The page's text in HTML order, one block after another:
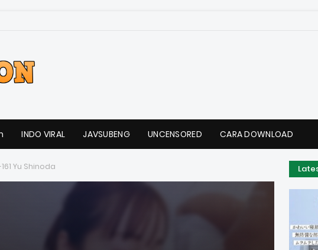
INDO VIRAL JAVSUBENG UNCENSORED CARA DOWNLOAD
161 Yu Shinoda